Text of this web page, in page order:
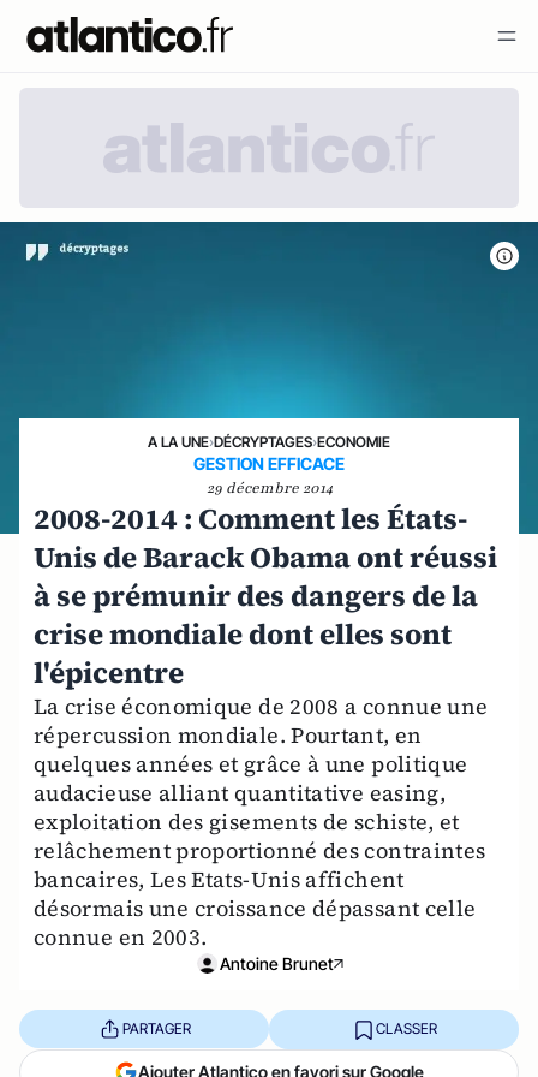
A LA UNE›DÉCRYPTAGES›ECONOMIE
GESTION EFFICACE
29 décembre 2014
2008-2014 : Comment les États-
Unis de Barack Obama ont réussi
à se prémunir des dangers de la
crise mondiale dont elles sont
l'épicentre
La crise économique de 2008 a connue une
répercussion mondiale. Pourtant, en
quelques années et grâce à une politique
audacieuse alliant quantitative easing,
exploitation des gisements de schiste, et
relâchement proportionné des contraintes
bancaires, Les Etats-Unis affichent
désormais une croissance dépassant celle
connue en 2003.
Antoine Brunet
PARTAGER CLASSER
Ajouter Atlantico en favori sur Google